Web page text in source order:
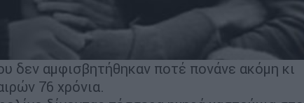
δεν αμφισβητήθηκαν ποτέ πονάνε ακόμη κι
76 χρόνια.